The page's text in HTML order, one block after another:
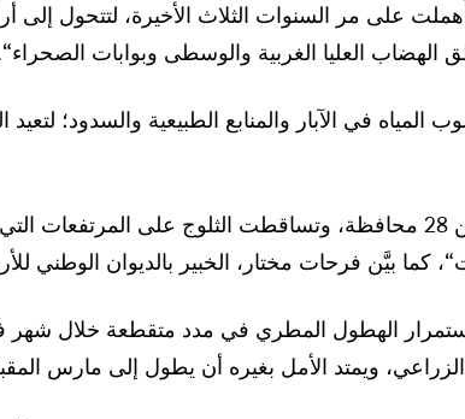
على مر السنوات الثلاث الأخيرة، لتتحول إلى
العليا الغربية والوسطى وبوابات
في الآبار والمنابع الطبيعية والسدود؛ لتعيد
بيَّن فرحات مختار، الخبير بالديوان الوطني
الهطول المطري في مدد متقطعة خلال شهر
ويمتد الأمل بغيره أن يطول إلى مارس